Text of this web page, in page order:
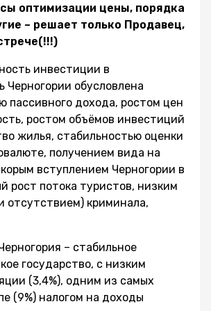
оптимизации цены, порядка
– решает только Продавец,
инвестиции в
обусловлена
пассивного дохода, ростом цен
ростом объёмов инвестиций
жилья, стабильностью оценки
получением вида на
вступлением Черногории в
рост потока туристов, низким
отсутствием) криминала,
– стабильное
государство, с низким
(3,4%), одним из самых
(9%) налогом на доходы